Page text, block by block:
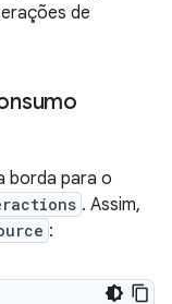
de
borda para o
. Assim,
: